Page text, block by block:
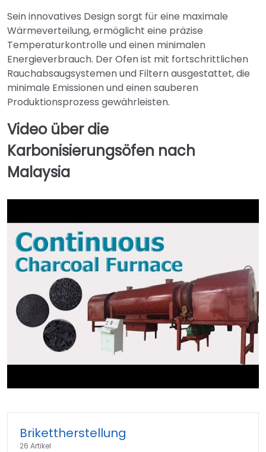
Sein innovatives Design sorgt für eine maximale
Wärmeverteilung, ermöglicht eine präzise
Temperaturkontrolle und einen minimalen
Energieverbrauch. Der Ofen ist mit fortschrittlichen
Rauchabsaugsystemen und Filtern ausgestattet, die
minimale Emissionen und einen sauberen
Produktionsprozess gewährleisten.
Video über die
Karbonisierungsöfen nach
Malaysia
Brikettherstellung
26 Artikel